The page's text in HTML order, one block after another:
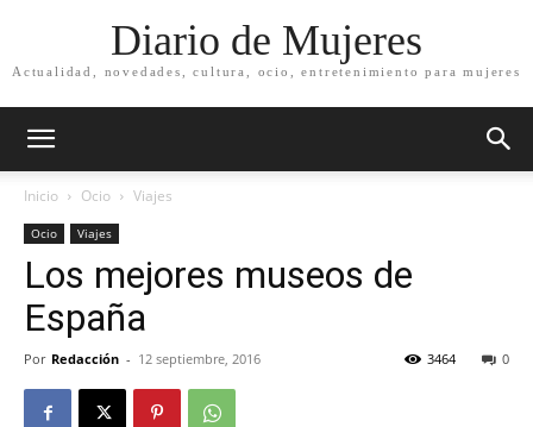
Diario de Mujeres
Actualidad, novedades, cultura, ocio, entretenimiento para mujeres
Inicio Ocio Viajes
Ocio Viajes
Los mejores museos de
España
Por Redacción - 12 septiembre, 2016 0
3464